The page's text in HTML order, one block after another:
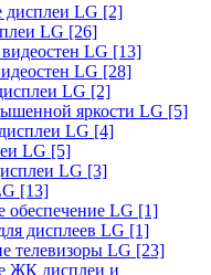
дисплеи LG [2]
LG [26]
LG [13]
LG [28]
LG [2]
яркости LG [5]
LG [4]
LG [5]
LG [3]
[13]
обеспечение LG [1]
дисплеев LG [1]
телевизоры LG [23]
ЖК дисплеи и